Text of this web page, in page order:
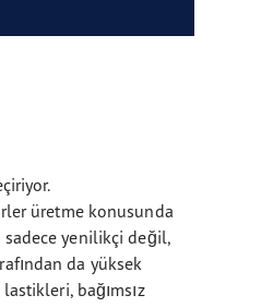
üretme konusunda
yenilikçi değil,
da yüksek
bağımsız